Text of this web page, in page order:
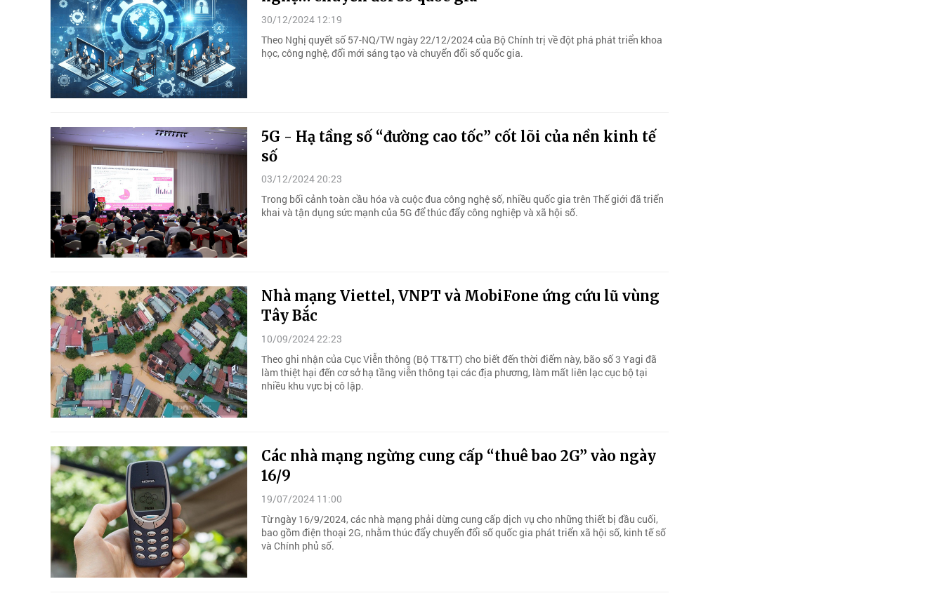
30/12/2024 12:19
Theo Nghị quyết số 57-NQ/TW ngày 22/12/2024 của Bộ Chính trị về đột phá phát triển khoa
học, công nghệ, đổi mới sáng tạo và chuyển đổi số quốc gia.
5G - Hạ tầng số “đường cao tốc” cốt lõi của nền kinh tế
số
03/12/2024 20:23
Trong bối cảnh toàn cầu hóa và cuộc đua công nghệ số, nhiều quốc gia trên Thế giới đã triển
khai và tận dụng sức mạnh của 5G để thúc đẩy công nghiệp và xã hội số.
Nhà mạng Viettel, VNPT và MobiFone ứng cứu lũ vùng
Tây Bắc
10/09/2024 22:23
Theo ghi nhận của Cục Viễn thông (Bộ TT&TT) cho biết đến thời điểm này, bão số 3 Yagi đã
làm thiệt hại đến cơ sở hạ tầng viễn thông tại các địa phương, làm mất liên lạc cục bộ tại
nhiều khu vực bị cô lập.
Các nhà mạng ngừng cung cấp “thuê bao 2G” vào ngày
16/9
19/07/2024 11:00
Từ ngày 16/9/2024, các nhà mạng phải dừng cung cấp dịch vụ cho những thiết bị đầu cuối,
bao gồm điện thoại 2G, nhằm thúc đẩy chuyển đổi số quốc gia phát triển xã hội số, kinh tế số
và Chính phủ số.